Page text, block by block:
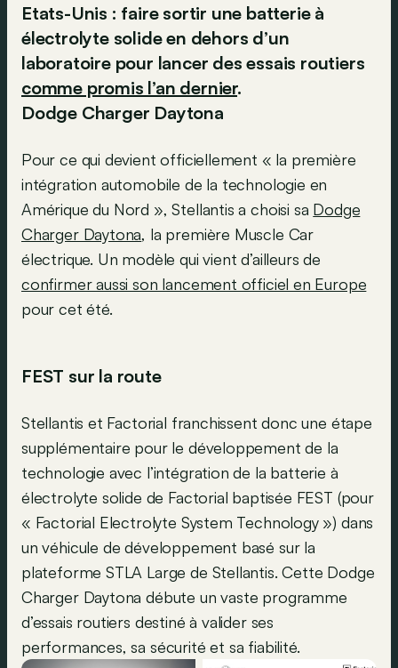
Etats-Unis : faire sortir une batterie à
électrolyte solide en dehors d’un
laboratoire pour lancer des essais routiers
comme promis l’an dernier.
Dodge Charger Daytona
Pour ce qui devient officiellement « la première
intégration automobile de la technologie en
Amérique du Nord », Stellantis a choisi sa Dodge
Charger Daytona, la première Muscle Car
électrique. Un modèle qui vient d’ailleurs de
confirmer aussi son lancement officiel en Europe
pour cet été.
FEST sur la route
Stellantis et Factorial franchissent donc une étape
supplémentaire pour le développement de la
technologie avec l’intégration de la batterie à
électrolyte solide de Factorial baptisée FEST (pour
« Factorial Electrolyte System Technology ») dans
un véhicule de développement basé sur la
plateforme STLA Large de Stellantis. Cette Dodge
Charger Daytona débute un vaste programme
d’essais routiers destiné à valider ses
performances, sa sécurité et sa fiabilité.